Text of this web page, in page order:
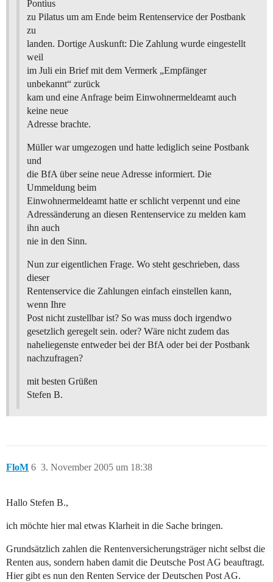
Pontius
zu Pilatus um am Ende beim Rentenservice der Postbank
zu
landen. Dortige Auskunft: Die Zahlung wurde eingestellt
weil
im Juli ein Brief mit dem Vermerk „Empfänger
unbekannt“ zurück
kam und eine Anfrage beim Einwohnermeldeamt auch
keine neue
Adresse brachte.
Müller war umgezogen und hatte lediglich seine Postbank
und
die BfA über seine neue Adresse informiert. Die
Ummeldung beim
Einwohnermeldeamt hatte er schlicht verpennt und eine
Adressänderung an diesen Rentenservice zu melden kam
ihn auch
nie in den Sinn.
Nun zur eigentlichen Frage. Wo steht geschrieben, dass
dieser
Rentenservice die Zahlungen einfach einstellen kann,
wenn Ihre
Post nicht zustellbar ist? So was muss doch irgendwo
gesetzlich geregelt sein. oder? Wäre nicht zudem das
naheliegenste entweder bei der BfA oder bei der Postbank
nachzufragen?
mit besten Grüßen
Stefen B.
FloM 3. November 2005 um 18:38
6
Hallo Stefen B.,
ich möchte hier mal etwas Klarheit in die Sache bringen.
Grundsätzlich zahlen die Rentenversicherungsträger nicht selbst die
Renten aus, sondern haben damit die Deutsche Post AG beauftragt.
Hier gibt es nun den Renten Service der Deutschen Post AG.